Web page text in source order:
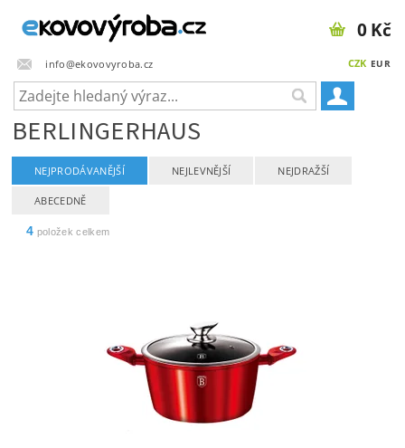
info@ekovovyroba.cz CZK EUR
0 Kč
BERLINGERHAUS
NEJPRODÁVANĚJŠÍ NEJLEVNĚJŠÍ NEJDRAŽŠÍ
ABECEDNĚ
4 položek celkem